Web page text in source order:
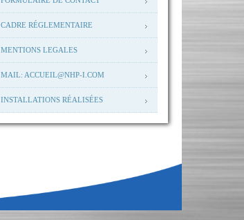
CADRE RÉGLEMENTAIRE
MENTIONS LEGALES
MAIL: ACCUEIL@NHP-I.COM
INSTALLATIONS RÉALISÉES